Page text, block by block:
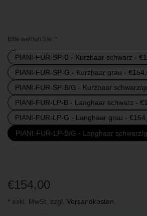
Bitte wählen Sie: *
PIANI-FUR-SP-B - Kurzhaar schwarz -
PIANI-FUR-SP-G - Kurzhaar grau -
PIANI-FUR-SP-B/G - Kurzhaar schwarz/
PIANI-FUR-LP-B - Langhaar schwarz -
PIANI-FUR-LP-G - Langhaar grau -
PIANI-FUR-LP-B/G - Langhaar schwarz/
€154,00
* exkl. MwSt. zzgl. Versandkosten